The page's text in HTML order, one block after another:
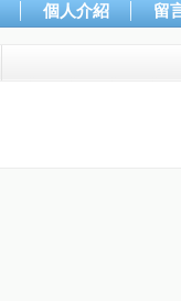
個人介紹 留